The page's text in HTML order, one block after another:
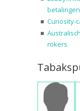
Curiosity-
rokers